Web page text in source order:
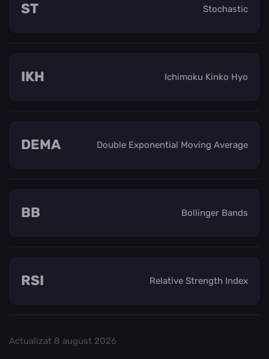
Stochastic
ST
Ichimoku Kinko Hyo
IKH
Double Exponential Moving Average
DEMA
Bollinger Bands
BB
Relative Strength Index
RSI
Actualizat 8 august 2026